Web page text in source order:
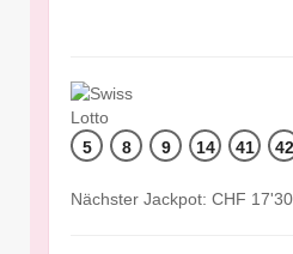
5 8 9 14 41 42
Nächster Jackpot: CHF